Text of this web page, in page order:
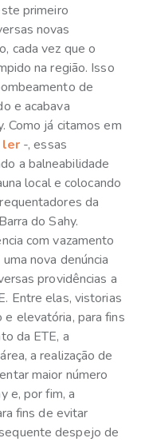
primeiro
novas
cada vez que o
na região. Isso
de
e acabava
Como já citamos em
ler-, essas
a balneabilidade
local e colocando
da
do Sahy.
com vazamento
nova denúncia
providências a
Entre elas, vistorias
elevatória, para fins
da ETE, a
a realização de
maior número
e, por fim, a
fins de evitar
despejo de